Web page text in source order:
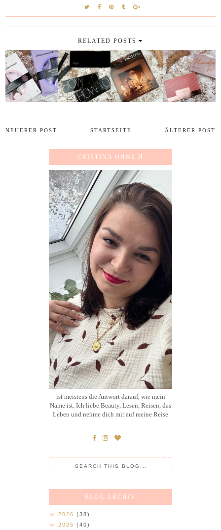
RELATED POSTS
NEUERER POST ÄLTERER POST
STARTSEITE
CRISTINA OHNE H
ist meistens die Antwort darauf, wie mein
Name ist. Ich liebe Beauty, Lesen, Reisen, das
Leben und nehme dich mit auf meine Reise
BLOG ARCHIV
2026 (38)
2025 (40)